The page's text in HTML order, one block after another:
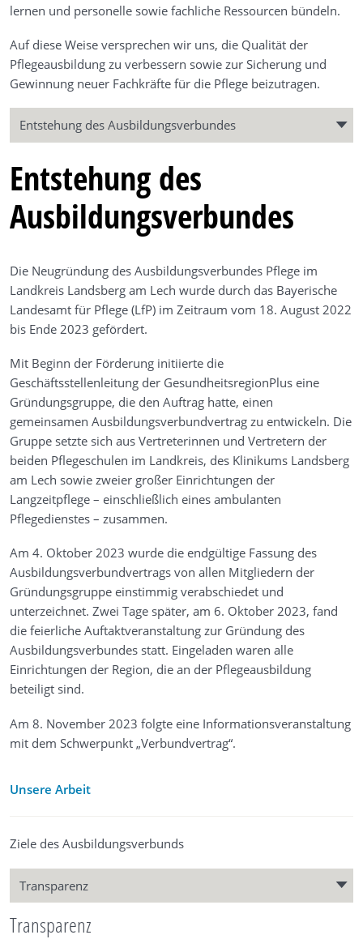
lernen und personelle sowie fachliche Ressourcen bündeln.
Auf diese Weise versprechen wir uns, die Qualität der
Pflegeausbildung zu verbessern sowie zur Sicherung und
Gewinnung neuer Fachkräfte für die Pflege beizutragen.
Entstehung des Ausbildungsverbundes
Entstehung des
Ausbildungsverbundes
Die Neugründung des Ausbildungsverbundes Pflege im
Landkreis Landsberg am Lech wurde durch das Bayerische
Landesamt für Pflege (LfP) im Zeitraum vom 18. August 2022
bis Ende 2023 gefördert.
Mit Beginn der Förderung initiierte die
Geschäftsstellenleitung der GesundheitsregionPlus eine
Gründungsgruppe, die den Auftrag hatte, einen
gemeinsamen Ausbildungsverbundvertrag zu entwickeln. Die
Gruppe setzte sich aus Vertreterinnen und Vertretern der
beiden Pflegeschulen im Landkreis, des Klinikums Landsberg
am Lech sowie zweier großer Einrichtungen der
Langzeitpflege – einschließlich eines ambulanten
Pflegedienstes – zusammen.
Am 4. Oktober 2023 wurde die endgültige Fassung des
Ausbildungsverbundvertrags von allen Mitgliedern der
Gründungsgruppe einstimmig verabschiedet und
unterzeichnet. Zwei Tage später, am 6. Oktober 2023, fand
die feierliche Auftaktveranstaltung zur Gründung des
Ausbildungsverbundes statt. Eingeladen waren alle
Einrichtungen der Region, die an der Pflegeausbildung
beteiligt sind.
Am 8. November 2023 folgte eine Informationsveranstaltung
mit dem Schwerpunkt „Verbundvertrag“.
Unsere Arbeit
Ziele des Ausbildungsverbunds
Transparenz
Transparenz